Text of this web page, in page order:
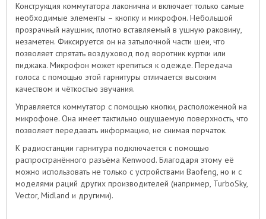
Конструкция коммутатора лаконична и включает только самые
необходимые элементы – кнопку и микрофон. Небольшой
прозрачный наушник, плотно вставляемый в ушную раковину,
незаметен. Фиксируется он на затылочной части шеи, что
позволяет спрятать воздуховод под воротник куртки или
пиджака. Микрофон может крепиться к одежде. Передача
голоса с помощью этой гарнитуры отличается высоким
качеством и чёткостью звучания.
Управляется коммутатор с помощью кнопки, расположенной на
микрофоне. Она имеет тактильно ощущаемую поверхность, что
позволяет передавать информацию, не снимая перчаток.
К радиостанции гарнитура подключается с помощью
распространённого разъёма Kenwood. Благодаря этому её
можно использовать не только с устройствами Baofeng, но и с
моделями раций других производителей (например, TurboSky,
Vector, Midland и другими).